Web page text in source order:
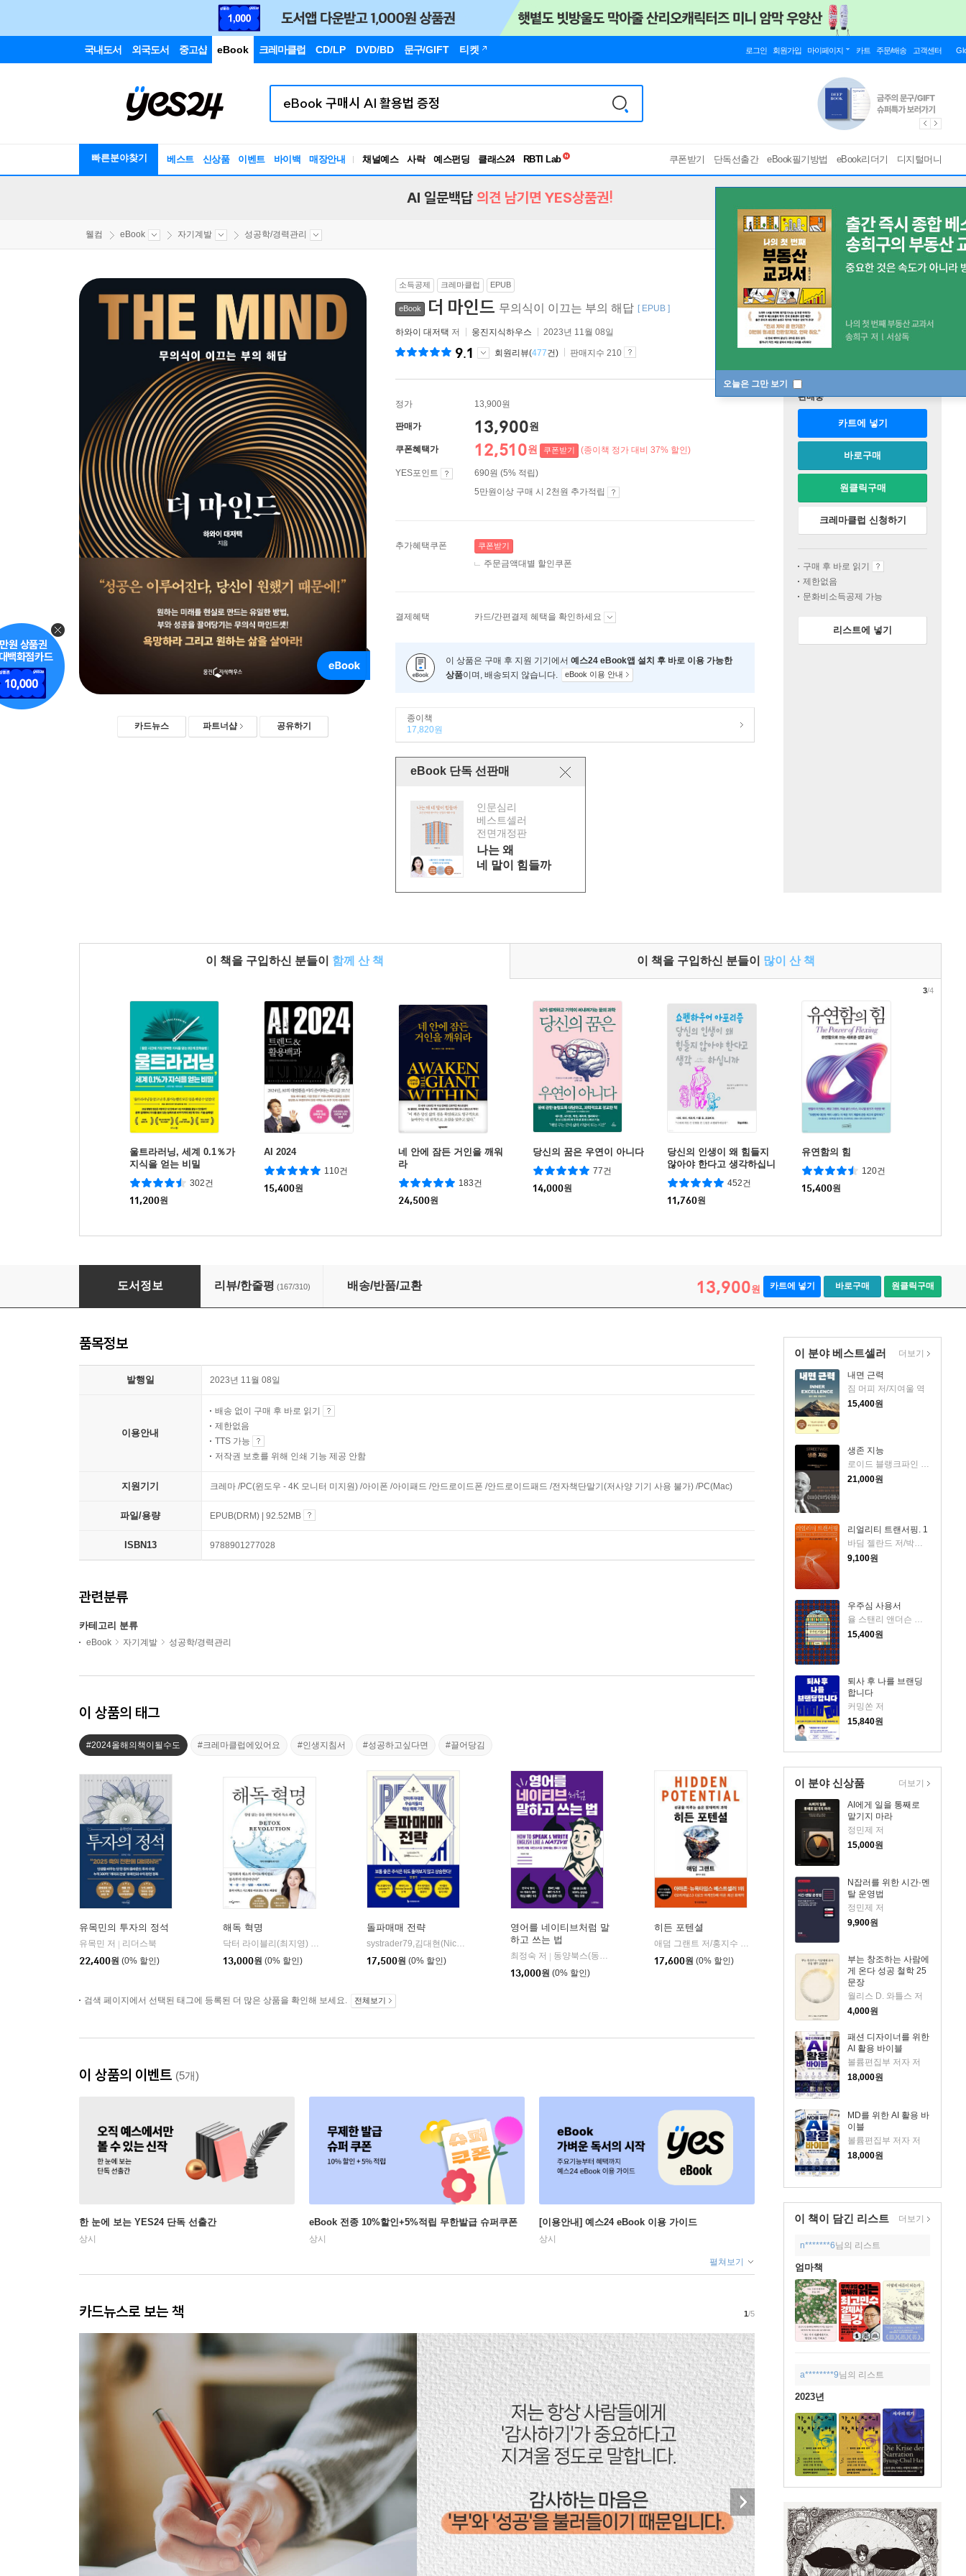
국내도서 외국도서 중고샵 eBook 크레마클럽 CD/LP DVD/BD 문구/GIFT 티켓 로그인 회원가입 마이페이지 카트 주문/배송 고객센터
빠른분야찾기 베스트 신상품 이벤트 바이백 매장안내 채널예스 사락 예스펀딩 클래스24
RBTI Lab
독서유형검사
쿠폰받기 단독선출간 eBook필기방법 eBook리더기 디지털머니
오늘은 그만 보기
AI 일문백답 의견 남기면 YES상품권!
웰컴 eBook 자기계발 성공학/경력관리
카드뉴스 파트너샵 공유하기
소득공제 크레마클럽 EPUB
eBook 더 마인드 무의식이 이끄는 부의 해답 [ EPUB ]
하와이 대저택 저 웅진지식하우스 2023년 11월 08일
9.1 회원리뷰(477건) 판매지수 210
정가 13,900원
판매가 13,900원
쿠폰혜택가 12,510원 쿠폰받기 (종이책 정가 대비 37% 할인)
YES포인트
690원 (5% 적립)
5만원이상 구매 시 2천원 추가적립
추가혜택쿠폰 쿠폰받기
주문금액대별 할인쿠폰
결제혜택 카드/간편결제 혜택을 확인하세요
이 상품은 구매 후 지원 기기에서 예스24 eBook앱 설치 후 바로 이용 가능한
상품이며, 배송되지 않습니다. eBook 이용 안내
종이책
17,820원
eBook 단독 선판매
인문심리
베스트셀러
전면개정판
나는 왜
네 말이 힘들까
판매중
카트에 넣기
바로구매
원클릭구매
크레마클럽 신청하기
구매 후 바로 읽기
제한없음
문화비소득공제 가능
리스트에 넣기
이 책을 구입하신 분들이 함께 산 책 이 책을 구입하신 분들이 많이 산 책
울트라러닝, 세계 0.1％가
지식을 얻는 비밀
302건
11,200원
AI 2024
110건
15,400원
네 안에 잠든 거인을 깨워
라
183건
24,500원
당신의 꿈은 우연이 아니다
77건
14,000원
당신의 인생이 왜 힘들지
않아야 한다고 생각하십니
까
452건
11,760원
유연함의 힘
120건
15,400원
3/4
더 마인드
도서정보 리뷰/한줄평 (167/310) 배송/반품/교환 13,900원 카트에 넣기 바로구매 원클릭구매
이 분야 베스트셀러
내면 근력
짐 머피 저/지여울 역
15,400원
생존 지능
로이드 블랭크파인 저/박선영 역
21,000원
리얼리티 트랜서핑. 1
9,100원
우주심 사용서
율 스탠리 앤더슨 저/이균형 역
15,400원
퇴사 후 나를 브랜딩
합니다
커밍쏜 저
15,840원
더보기
이 분야 신상품
AI에게 일을 통째로
맡기지 마라
정민제 저
15,000원
N잡러를 위한 시간·멘
탈 운영법
정민제 저
9,900원
부는 창조하는 사람에
게 온다 성공 철학 25
문장
월리스 D. 와틀스 저
4,000원
패션 디자이너를 위한
AI 활용 바이블
볼륨편집부 저자 저
18,000원
MD를 위한 AI 활용 바
이블
볼륨편집부 저자 저
18,000원
더보기
이 책이 담긴 리스트 더보기
n*******6님의 리스트
엄마책
a********9님의 리스트
2023년
품목정보
발행일 2023년 11월 08일
이용안내
배송 없이 구매 후 바로 읽기
제한없음
TTS 가능
저작권 보호를 위해 인쇄 기능 제공 안함
지원기기 크레마 /PC(윈도우 - 4K 모니터 미지원) /아이폰 /아이패드 /안드로이드폰 /안드로이드패드 /전자책단말기(저사양 기기 사용 불가) /PC(Mac)
파일/용량 EPUB(DRM) | 92.52MB
ISBN13 9788901277028
관련분류
카테고리 분류
eBook 자기계발 성공학/경력관리
이 상품의 태그
#2024올해의책이될수도 #크레마클럽에있어요 #인생지침서 #성공하고싶다면 #끌어당김
유목민의 투자의 정석
유목민 저 | 리더스북
22,400원 (0% 할인)
해독 혁명
웅진지식하우스
13,000원 (0% 할인)
돌파매매 전략
|
이레미디어
17,500원 (0% 할인)
영어를 네이티브처럼 말
하고 쓰는 법
최정숙 저 | 동양북스(동양books)
13,000원 (0% 할인)
히든 포텐셜
한국경제신문
17,600원 (0% 할인)
검색 페이지에서 선택된 태그에 등록된 더 많은 상품을 확인해 보세요. 전체보기
이 상품의 이벤트 (5개)
한 눈에 보는 YES24 단독 선출간
상시
eBook 전종 10%할인+5%적립 무한발급 슈퍼쿠폰
상시
[이용안내] 예스24 eBook 이용 가이드
상시
펼쳐보기
카드뉴스로 보는 책 1/5